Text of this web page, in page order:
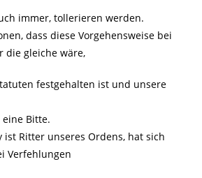
immer, tollerieren werden.
dass diese Vorgehensweise bei
die gleiche wäre,
festgehalten ist und unsere
Bitte.
ist Ritter unseres Ordens, hat sich
Verfehlungen